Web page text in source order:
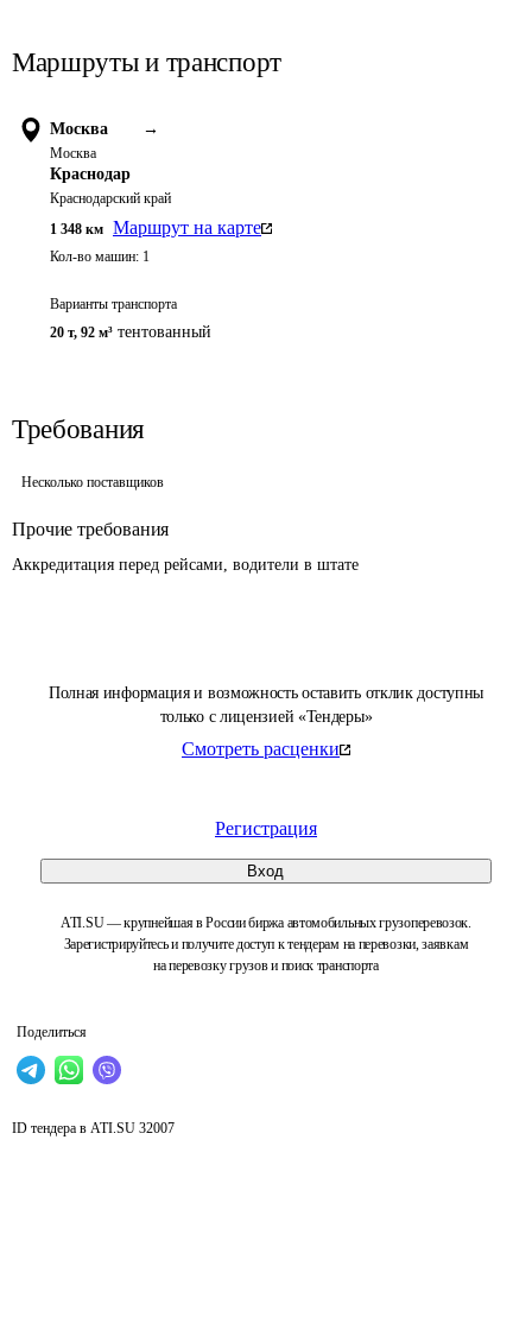
Полная информация и возможность оставить отклик доступны
только с лицензией «Тендеры»
Смотреть расценки
Регистрация
Вход
ATI.SU — крупнейшая в России биржа автомобильных грузоперевозок.
Зарегистрируйтесь и получите доступ к тендерам на перевозки, заявкам
на перевозку грузов и поиск транспорта
Поделиться
Маршруты и транспорт
Москва →
Москва
Краснодар
Краснодарский край
1 348 км Маршрут на карте
Кол-во машин: 1
Варианты транспорта
20 т, 92 м³ тентованный
Требования
Несколько поставщиков
Прочие требования
Аккредитация перед рейсами, водители в штате
ID тендера в ATI.SU 32007